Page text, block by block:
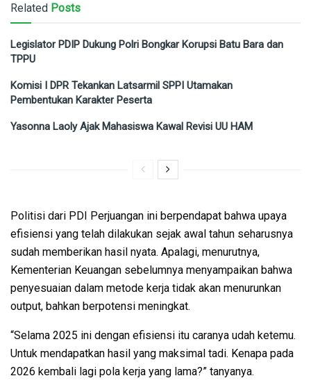
Related Posts
Legislator PDIP Dukung Polri Bongkar Korupsi Batu Bara dan
TPPU
Komisi I DPR Tekankan Latsarmil SPPI Utamakan
Pembentukan Karakter Peserta
Yasonna Laoly Ajak Mahasiswa Kawal Revisi UU HAM
Politisi dari PDI Perjuangan ini berpendapat bahwa upaya
efisiensi yang telah dilakukan sejak awal tahun seharusnya
sudah memberikan hasil nyata. Apalagi, menurutnya,
Kementerian Keuangan sebelumnya menyampaikan bahwa
penyesuaian dalam metode kerja tidak akan menurunkan
output, bahkan berpotensi meningkat.
“Selama 2025 ini dengan efisiensi itu caranya udah ketemu.
Untuk mendapatkan hasil yang maksimal tadi. Kenapa pada
2026 kembali lagi pola kerja yang lama?” tanyanya.